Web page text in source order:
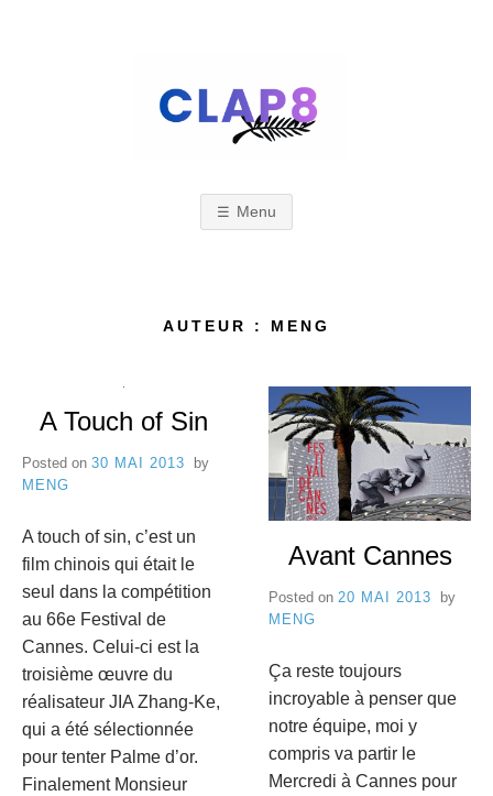
A
P
8
a
l
d
e
C
a
n
e
s
Menu
AUTEUR : MENG
A Touch of Sin
Posted on 30 MAI 2013
by
MENG
A touch of sin, c’est un
film chinois qui était le
seul dans la compétition
au 66e Festival de
Cannes. Celui-ci est la
troisième œuvre du
réalisateur JIA Zhang-Ke,
qui a été sélectionnée
pour tenter Palme d’or.
Finalement Monsieur
Avant Cannes
Posted on 20 MAI 2013
by
MENG
Ça reste toujours
incroyable à penser que
notre équipe, moi y
compris va partir le
Mercredi à Cannes pour